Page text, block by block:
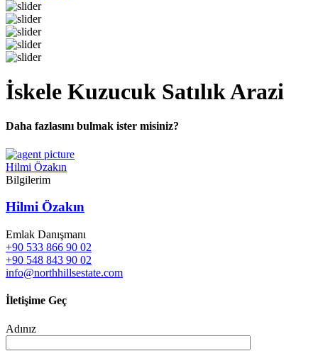
İskele Kuzucuk Satılık Arazi
Daha fazlasını bulmak ister misiniz?
Hilmi Özakın
Bilgilerim
Hilmi Özakın
Emlak Danışmanı
+90 533 866 90 02
+90 548 843 90 02
info@northhillsestate.com
İletişime Geç
Adınız